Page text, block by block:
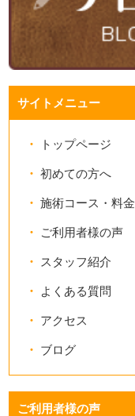
サイトメニュー
トップページ
初めての方へ
施術コース・料金
ご利用者様の声
スタッフ紹介
よくある質問
アクセス
ブログ
ご利用者様の声